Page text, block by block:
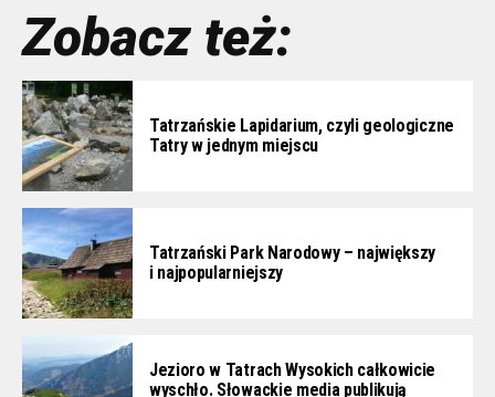
Zobacz też:
Tatrzańskie Lapidarium, czyli geologiczne
Tatry w jednym miejscu
Tatrzański Park Narodowy – największy
i najpopularniejszy
Jezioro w Tatrach Wysokich całkowicie
wyschło. Słowackie media publikują